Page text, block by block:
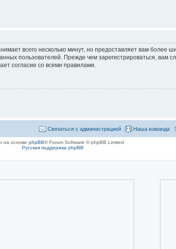
всего несколько минут, но предоставляет вам более
пользователей. Прежде чем зарегистрироваться, вам
согласие со всеми правилами.
Наша команда
Связаться с администрацией
на основе phpBB® Forum Software © phpBB Limited
Русская поддержка phpBB